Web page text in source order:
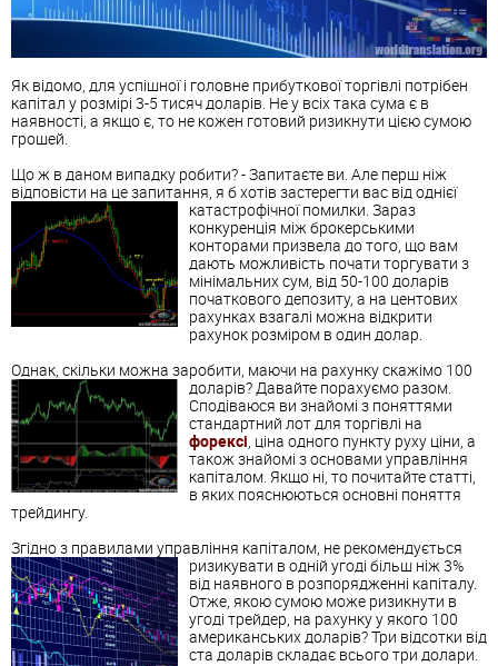
Як відомо, для успішної і головне прибуткової торгівлі потрібен
капітал у розмірі 3-5 тисяч доларів. Не у всіх така сума є в
наявності, а якщо є, то не кожен готовий ризикнути цією сумою
грошей.
Що ж в даном випадку робити? - Запитаєте ви. Але перш ніж
відповісти на це запитання, я б хотів застерегти вас від однієї
катастрофічної помилки. Зараз
конкуренція між брокерськими
конторами призвела до того, що вам
дають можливість почати торгувати з
мінімальних сум, від 50-100 доларів
початкового депозиту, а на центових
рахунках взагалі можна відкрити
рахунок розміром в один долар.
Однак, скільки можна заробити, маючи на рахунку скажімо 100
доларів? Давайте порахуємо разом.
Сподіваюся ви знайомі з поняттями
стандартний лот для торгівлі на
форексі, ціна одного пункту руху ціни, а
також знайомі з основами управління
капіталом. Якщо ні, то почитайте статті,
в яких пояснюються основні поняття
трейдингу.
Згідно з правилами управління капіталом, не рекомендується
ризикувати в одній угоді більш ніж 3%
від наявного в розпорядженні капіталу.
Отже, якою сумою може ризикнути в
угоді трейдер, на рахунку у якого 100
американських доларів? Три відсотки від
ста доларів складає всього три долари.